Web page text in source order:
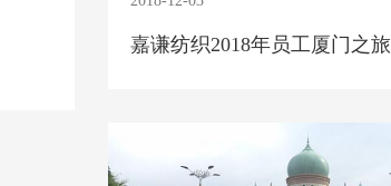
嘉谦纺织2018年员工厦门之旅